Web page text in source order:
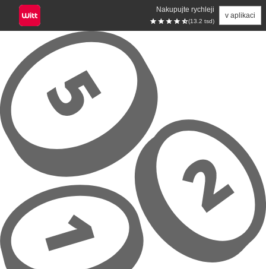
Nakupujte rychleji
(13.2 tsd)
v aplikaci
Přeskočit na hlavní obsah